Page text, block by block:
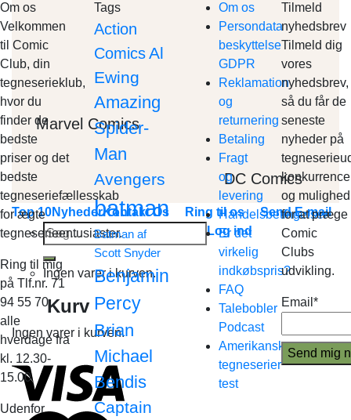
Marvel Comics
DC Comics
Top 10NyhederKontakt Os Ring til os
Send E-mail
Søg
efter:
Log ind
Ingen varer i kurven.
Kurv
Ingen varer i kurven.
Om os
Velkommen
til Comic
Club, din
tegneserieklub,
hvor du
finder de
bedste
priser og det
bedste
tegneseriefællesskab
for ægte
tegneserieentusiaster.
Ring til mig
på Tlf.nr. 71
94 55 70
alle
hverdage fra
kl. 12.30-
15.00
Udenfor
Tags
Action
Comics Al
Ewing
Amazing
Spider-
Man
Avengers
batman
Batman af
Scott Snyder
Benjamin
Percy
Brian
Michael
Bendis
Captain
Om os
Persondata
beskyttelse
GDPR
Reklamation
og
returnering
Betaling
Fragt
og
levering
Handelsbetingelser
Er det
virkelig
indkøbspris?
FAQ
Talebobler
Podcast
Amerikanske
tegneserier
test
Tilmeld
nyhedsbrev
Tilmeld dig
vores
nyhedsbrev,
så du får de
seneste
nyheder på
og mulighed
for at præge
Comic
Clubs
udvikling.
Email*